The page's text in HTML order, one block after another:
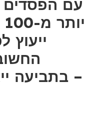
ייעוץ
בתביעה